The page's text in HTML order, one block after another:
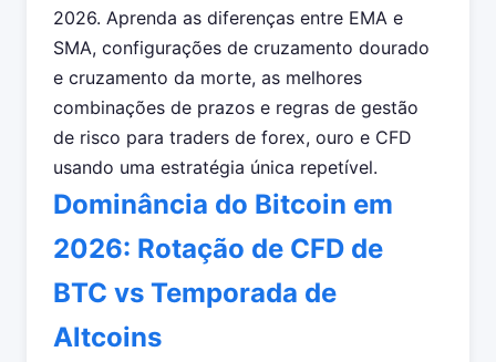
2026. Aprenda as diferenças entre EMA e
SMA, configurações de cruzamento dourado
e cruzamento da morte, as melhores
combinações de prazos e regras de gestão
de risco para traders de forex, ouro e CFD
usando uma estratégia única repetível.
Dominância do Bitcoin em
2026: Rotação de CFD de
BTC vs Temporada de
Altcoins